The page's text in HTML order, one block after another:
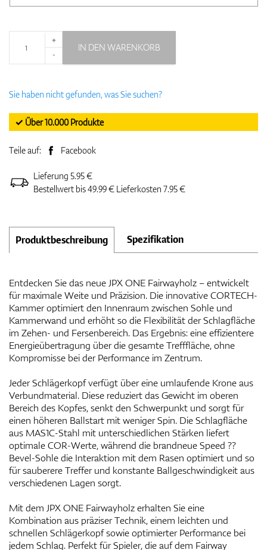
+
-
IN DEN WARENKORB
Sie haben nicht gefunden, was Sie suchen?
✓ Über 10.000 Produkte
Teile auf: Facebook
Lieferung 5.95 €
Bestellwert bis 49.99 € Lieferkosten 7.95 €
Produktbeschreibung Spezifikation
Entdecken Sie das neue JPX ONE Fairwayholz – entwickelt
für maximale Weite und Präzision. Die innovative CORTECH-
Kammer optimiert den Innenraum zwischen Sohle und
Kammerwand und erhöht so die Flexibilität der Schlagfläche
im Zehen- und Fersenbereich. Das Ergebnis: eine effizientere
Energieübertragung über die gesamte Trefffläche, ohne
Kompromisse bei der Performance im Zentrum.
Jeder Schlägerkopf verfügt über eine umlaufende Krone aus
Verbundmaterial. Diese reduziert das Gewicht im oberen
Bereich des Kopfes, senkt den Schwerpunkt und sorgt für
einen höheren Ballstart mit weniger Spin. Die Schlagfläche
aus MAS1C-Stahl mit unterschiedlichen Stärken liefert
optimale COR-Werte, während die brandneue Speed ??
Bevel-Sohle die Interaktion mit dem Rasen optimiert und so
für sauberere Treffer und konstante Ballgeschwindigkeit aus
verschiedenen Lagen sorgt.
Mit dem JPX ONE Fairwayholz erhalten Sie eine
Kombination aus präziser Technik, einem leichten und
schnellen Schlägerkopf sowie optimierter Performance bei
jedem Schlag. Perfekt für Spieler, die auf dem Fairway